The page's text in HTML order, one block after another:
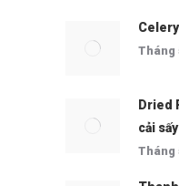
Tháng
Dried
cải
Tháng